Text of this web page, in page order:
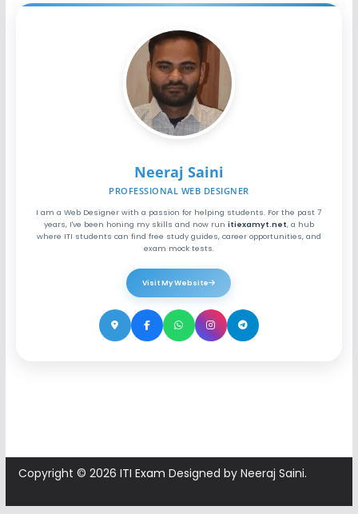
Neeraj Saini
PROFESSIONAL WEB DESIGNER
I am a Web Designer with a passion for helping students. For the past 7
years, I've been honing my skills and now run itiexamyt.net, a hub
where ITI students can find free study guides, career opportunities, and
exam mock tests.
Visit My Website
Copyright © 2026 ITI Exam Designed by Neeraj Saini.